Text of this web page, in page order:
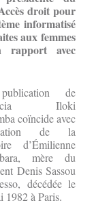
droit pour
informatisé
aux femmes
rapport avec
de
Iloki
coïncide avec
de la
d’Émilienne
mère du
Denis Sassou
décédée le
1982 à Paris.